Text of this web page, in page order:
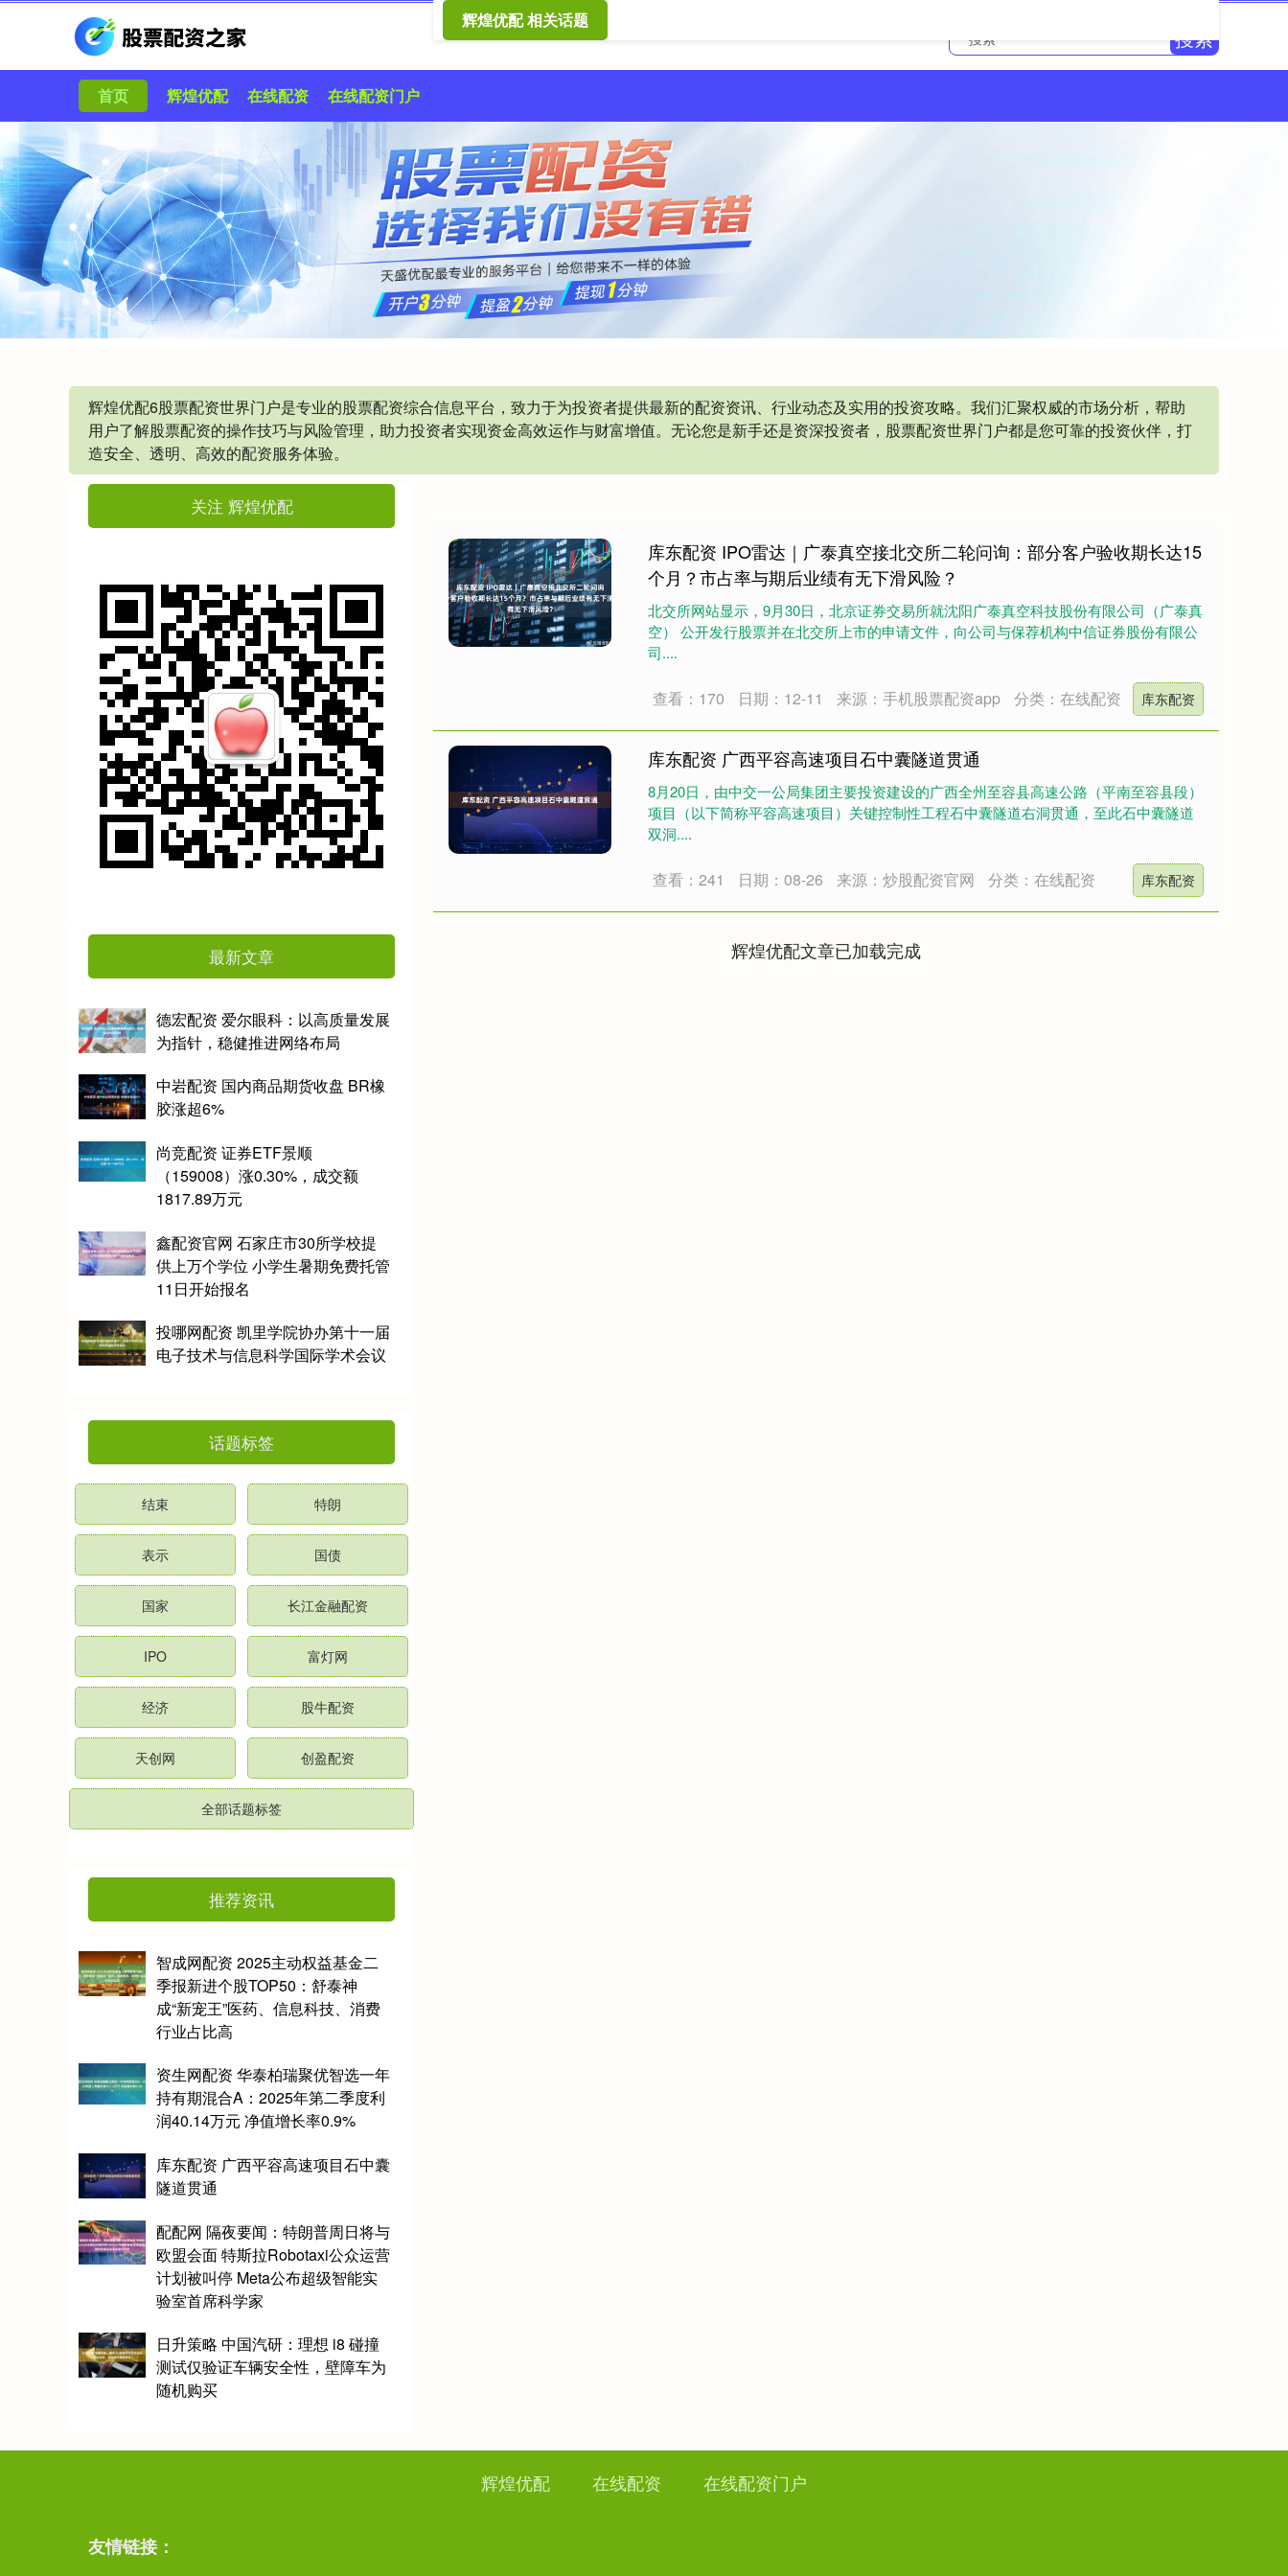
搜索
首页 辉煌优配 在线配资 在线配资门户
辉煌优配6股票配资世界门户是专业的股票配资综合信息平台，致力于为投资者提供最新的配资资讯、行业动态及实用的投资攻略。我们汇聚权威的市场分析，帮助
用户了解股票配资的操作技巧与风险管理，助力投资者实现资金高效运作与财富增值。无论您是新手还是资深投资者，股票配资世界门户都是您可靠的投资伙伴，打
造安全、透明、高效的配资服务体验。
辉煌优配 相关话题
库东配资 IPO雷达｜广泰真空接北交所二轮问询：部分客户验收期长达15
个月？市占率与期后业绩有无下滑风险？
北交所网站显示，9月30日，北京证券交易所就沈阳广泰真空科技股份有限公司（广泰真
空） 公开发行股票并在北交所上市的申请文件，向公司与保荐机构中信证券股份有限公
司....
查看：170 日期：12-11 来源：手机股票配资app 分类：在线配资 库东配资
库东配资 广西平容高速项目石中囊隧道贯通
8月20日，由中交一公局集团主要投资建设的广西全州至容县高速公路（平南至容县段）
项目（以下简称平容高速项目）关键控制性工程石中囊隧道右洞贯通，至此石中囊隧道
双洞....
查看：241 日期：08-26 来源：炒股配资官网 分类：在线配资 库东配资
辉煌优配文章已加载完成
关注 辉煌优配
最新文章
德宏配资 爱尔眼科：以高质量发展
为指针，稳健推进网络布局
中岩配资 国内商品期货收盘 BR橡
胶涨超6%
尚竞配资 证券ETF景顺
（159008）涨0.30%，成交额
1817.89万元
鑫配资官网 石家庄市30所学校提
供上万个学位 小学生暑期免费托管
11日开始报名
投哪网配资 凯里学院协办第十一届
电子技术与信息科学国际学术会议
话题标签
结束 特朗
表示 国债
国家 长江金融配资
IPO 富灯网
经济 股牛配资
天创网 创盈配资
全部话题标签
推荐资讯
智成网配资 2025主动权益基金二
季报新进个股TOP50：舒泰神
成“新宠王”医药、信息科技、消费
行业占比高
资生网配资 华泰柏瑞聚优智选一年
持有期混合A：2025年第二季度利
润40.14万元 净值增长率0.9%
库东配资 广西平容高速项目石中囊
隧道贯通
配配网 隔夜要闻：特朗普周日将与
欧盟会面 特斯拉Robotaxi公众运营
计划被叫停 Meta公布超级智能实
验室首席科学家
日升策略 中国汽研：理想 i8 碰撞
测试仅验证车辆安全性，壁障车为
随机购买
辉煌优配 在线配资 在线配资门户
友情链接：